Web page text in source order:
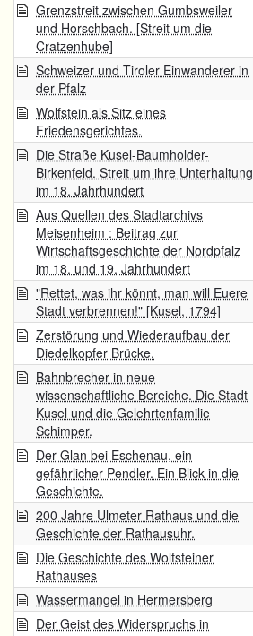
Grenzstreit zwischen Gumbsweiler
und Horschbach. [Streit um die
Cratzenhube]
Schweizer und Tiroler Einwanderer in
der Pfalz
Wolfstein als Sitz eines
Friedensgerichtes.
Die Straße Kusel-Baumholder-
Birkenfeld. Streit um ihre Unterhaltung
im 18. Jahrhundert
Aus Quellen des Stadtarchivs
Meisenheim : Beitrag zur
Wirtschaftsgeschichte der Nordpfalz
im 18. und 19. Jahrhundert
"Rettet, was ihr könnt, man will Euere
Stadt verbrennen!" [Kusel, 1794]
Zerstörung und Wiederaufbau der
Diedelkopfer Brücke.
Bahnbrecher in neue
wissenschaftliche Bereiche. Die Stadt
Kusel und die Gelehrtenfamilie
Schimper.
Der Glan bei Eschenau, ein
gefährlicher Pendler. Ein Blick in die
Geschichte.
200 Jahre Ulmeter Rathaus und die
Geschichte der Rathausuhr.
Die Geschichte des Wolfsteiner
Rathauses
Wassermangel in Hermersberg
Der Geist des Widerspruchs in